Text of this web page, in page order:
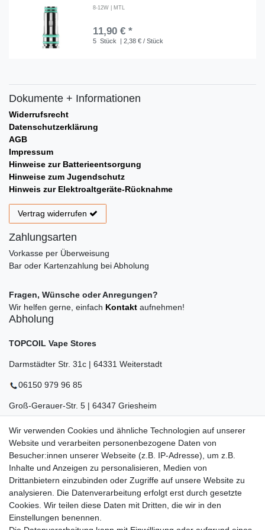
8-12W | MTL
11,90 € *
5 Stück | 2,38 € / Stück
Dokumente + Informationen
Widerrufsrecht
Datenschutzerklärung
AGB
Impressum
Hinweise zur Batterieentsorgung
Hinweise zum Jugendschutz
Hinweis zur Elektroaltgeräte-Rücknahme
Vertrag widerrufen
Zahlungsarten
Vorkasse per Überweisung
Bar oder Kartenzahlung bei Abholung
Fragen, Wünsche oder Anregungen?
Wir helfen gerne, einfach Kontakt aufnehmen!
Abholung
TOPCOIL Vape Stores
Darmstädter Str. 31c | 64331 Weiterstadt
06150 979 96 85
Groß-Gerauer-Str. 5 | 64347 Griesheim
06155 834 88 58
Eberstädter Str. 21 | 64319 Pfungstadt
06157 984 88 55
Öffnungszeiten finden Sie hier: www.topcoil.de
E-MAIL **
Newsletter
Honig
Wir verwenden Cookies und ähnliche Technologien auf unserer
Website und verarbeiten personenbezogene Daten von
Besucher:innen unserer Webseite (z.B. IP-Adresse), um z.B.
Inhalte und Anzeigen zu personalisieren, Medien von
Drittanbietern einzubinden oder Zugriffe auf unsere Website zu
analysieren. Die Datenverarbeitung erfolgt erst durch gesetzte
Cookies. Wir teilen diese Daten mit Dritten, die wir in den
Einstellungen benennen.